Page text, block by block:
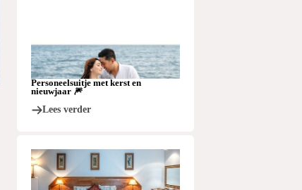
Personeelsuitje met kerst en
nieuwjaar 🎆
Lees verder